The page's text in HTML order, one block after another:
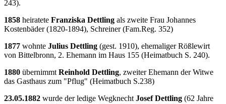
243).
1858 heiratete Franziska Dettling als zweite Frau Johannes
Kostenbäder (1820-1894), Schreiner (Fam.Reg. 352)
1877 wohnte Julius Dettling (gest. 1910), ehemaliger Rößlewirt
von Bittelbronn, 2. Ehemann im Haus 155 (Heimatbuch S. 240).
1880 übernimmt Reinhold Dettling, zweiter Ehemann der Witwe
das Gasthaus zum "Pflug" (Heimatbuch S.238)
23.05.1882 wurde der ledige Wegknecht Josef Dettling (62 Jahre